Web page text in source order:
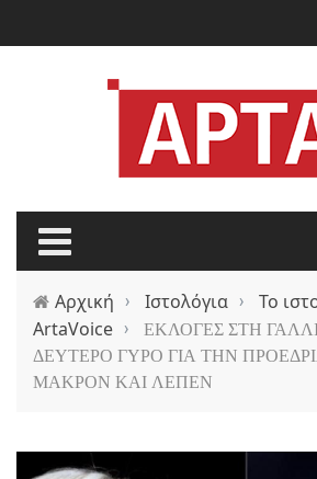
Αρχική › Ιστολόγια ›
Το
ArtaVoice ›
ΕΚΛΟΓΕΣ ΣΤΗ
ΔΕΥΤΕΡΟ ΓΥΡΟ ΓΙΑ ΤΗΝ
ΜΑΚΡΟΝ ΚΑΙ ΛΕΠΕΝ